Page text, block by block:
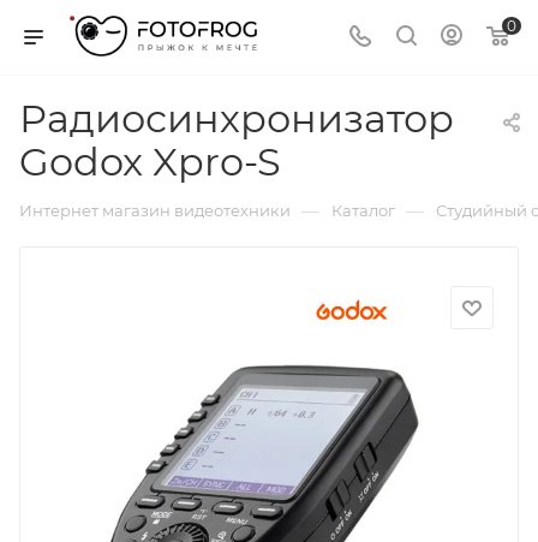
0
Радиосинхронизатор
Godox Xpro-S
Интернет магазин видеотехники — Каталог — Студийный